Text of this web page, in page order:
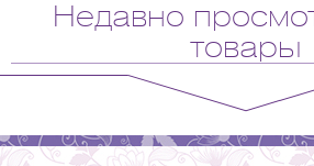
Недавно
товары